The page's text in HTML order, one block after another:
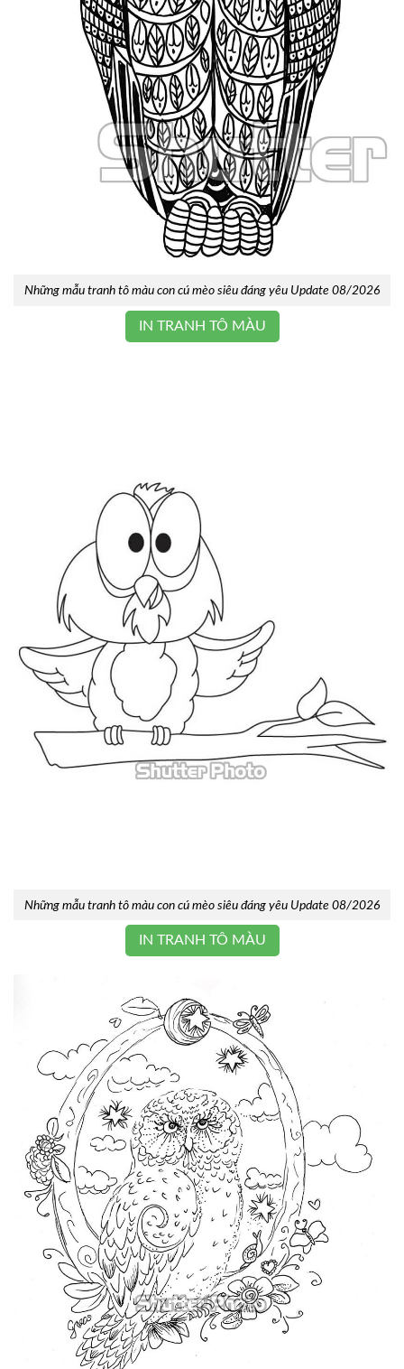
Những mẫu tranh tô màu con cú mèo siêu đáng yêu Update 08/2026
IN TRANH TÔ MÀU
Những mẫu tranh tô màu con cú mèo siêu đáng yêu Update 08/2026
IN TRANH TÔ MÀU